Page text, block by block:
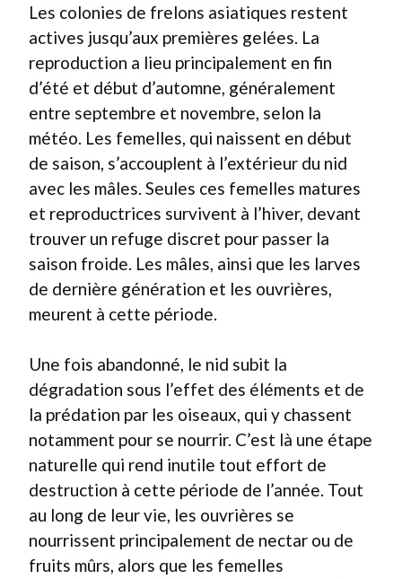
Les colonies de frelons asiatiques restent
actives jusqu’aux premières gelées. La
reproduction a lieu principalement en fin
d’été et début d’automne, généralement
entre septembre et novembre, selon la
météo. Les femelles, qui naissent en début
de saison, s’accouplent à l’extérieur du nid
avec les mâles. Seules ces femelles matures
et reproductrices survivent à l’hiver, devant
trouver un refuge discret pour passer la
saison froide. Les mâles, ainsi que les larves
de dernière génération et les ouvrières,
meurent à cette période.
Une fois abandonné, le nid subit la
dégradation sous l’effet des éléments et de
la prédation par les oiseaux, qui y chassent
notamment pour se nourrir. C’est là une étape
naturelle qui rend inutile tout effort de
destruction à cette période de l’année. Tout
au long de leur vie, les ouvrières se
nourrissent principalement de nectar ou de
fruits mûrs, alors que les femelles